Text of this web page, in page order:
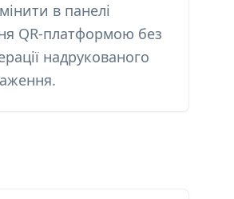
в панелі
QR-платформою без
надрукованого